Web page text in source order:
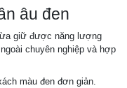
âu đen
giữ được năng lượng
chuyên nghiệp và hợp
màu đen đơn giản.